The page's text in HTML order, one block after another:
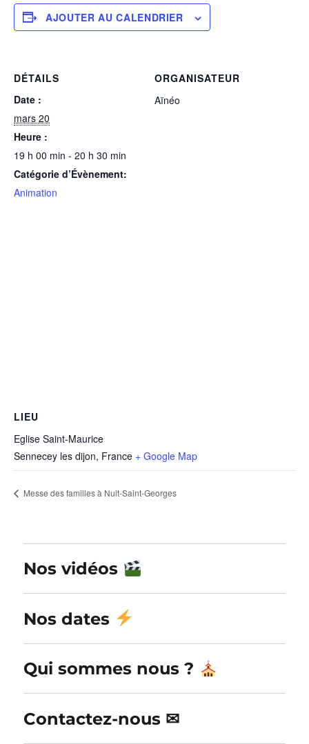
AJOUTER AU CALENDRIER
DÉTAILS
Date :
mars 20
Heure :
19 h 00 min - 20 h 30 min
Catégorie d’Évènement:
Animation
ORGANISATEUR
Aïnéo
LIEU
Eglise Saint-Maurice
Sennecey les dijon, France + Google Map
Messe des familles à Nuit-Saint-Georges
Nos vidéos
Nos dates
Qui sommes nous ?
Contactez-nous ✉